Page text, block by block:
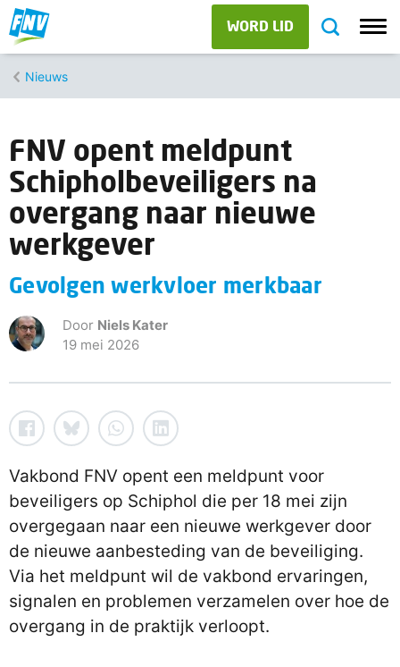
WORD LID
Nieuws
FNV opent meldpunt
Schipholbeveiligers na
overgang naar nieuwe
werkgever
Gevolgen werkvloer merkbaar
Door Niels Kater
19 mei 2026
Vakbond FNV opent een meldpunt voor
beveiligers op Schiphol die per 18 mei zijn
overgegaan naar een nieuwe werkgever door
de nieuwe aanbesteding van de beveiliging.
Via het meldpunt wil de vakbond ervaringen,
signalen en problemen verzamelen over hoe de
overgang in de praktijk verloopt.